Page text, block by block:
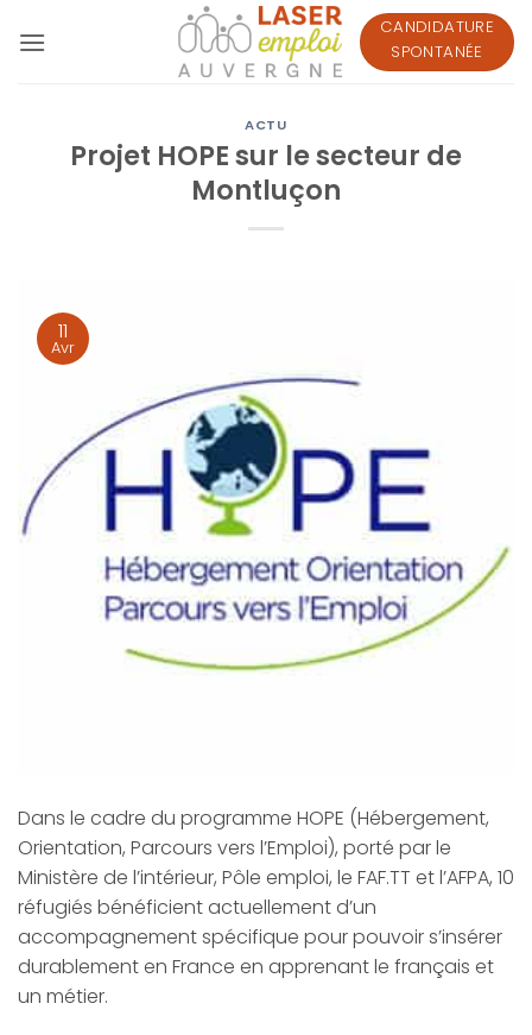
au
CANDIDATURE
SPONTANÉE
ACTU
Projet HOPE sur le secteur de
Montluçon
11
Avr
Dans le cadre du programme HOPE (Hébergement,
Orientation, Parcours vers l’Emploi), porté par le
Ministère de l’intérieur, Pôle emploi, le FAF.TT et l’AFPA, 10
réfugiés bénéficient actuellement d’un
accompagnement spécifique pour pouvoir s’insérer
durablement en France en apprenant le français et
un métier.